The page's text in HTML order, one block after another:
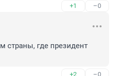
+1 –0
страны, где президент
+2 –0